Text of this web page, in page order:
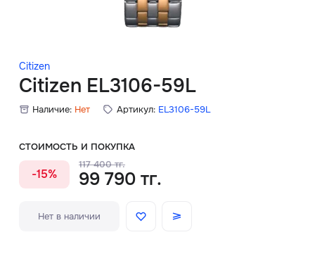
Citizen
Citizen EL3106-59L
Наличие: Нет Артикул: EL3106-59L
СТОИМОСТЬ И ПОКУПКА
-15%
117 400 тг.
99 790 тг.
Нет в наличии
Скидки
Главная
О нас
Доставка и оплата